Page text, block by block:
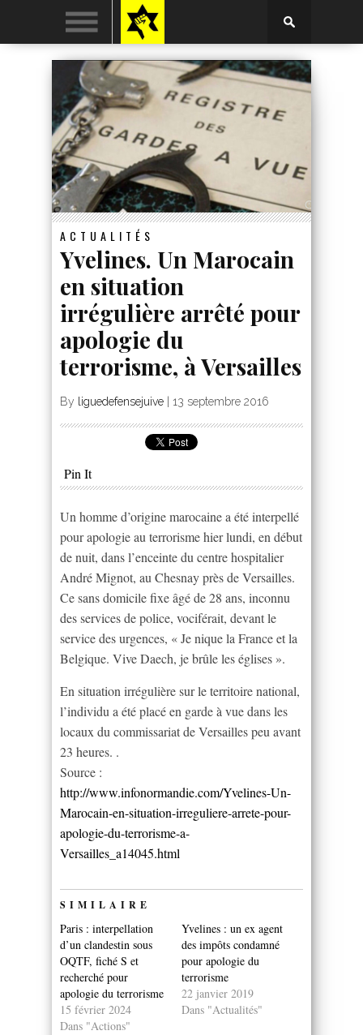
ACTUALITÉS
Yvelines. Un Marocain
en situation
irrégulière arrêté pour
apologie du
terrorisme, à Versailles
By liguedefensejuive 13 septembre 2016
Pin It
Un homme d’origine marocaine a été interpellé
pour apologie au terrorisme hier lundi, en début
de nuit, dans l’enceinte du centre hospitalier
André Mignot, au Chesnay près de Versailles.
Ce sans domicile fixe âgé de 28 ans, inconnu
des services de police, vociférait, devant le
service des urgences, « Je nique la France et la
Belgique. Vive Daech, je brûle les églises ».
En situation irrégulière sur le territoire national,
l’individu a été placé en garde à vue dans les
locaux du commissariat de Versailles peu avant
23 heures. .
Source :
http://www.infonormandie.com/Yvelines-Un-
Marocain-en-situation-irreguliere-arrete-pour-
apologie-du-terrorisme-a-
Versailles_a14045.html
SIMILAIRE
Paris : interpellation
d’un clandestin sous
OQTF, fiché S et
recherché pour
apologie du terrorisme
15 février 2024
Dans "Actions"
Yvelines : un ex agent
des impôts condamné
pour apologie du
terrorisme
22 janvier 2019
Dans "Actualités"